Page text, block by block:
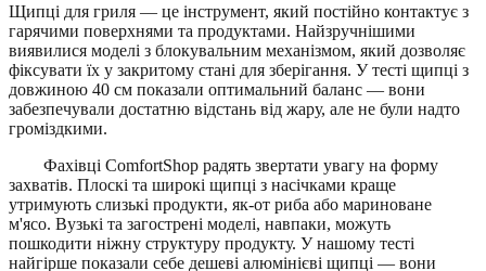
Щипці для гриля — це інструмент, який постійно контактує з
гарячими поверхнями та продуктами. Найзручнішими
виявилися моделі з блокувальним механізмом, який дозволяє
фіксувати їх у закритому стані для зберігання. У тесті щипці з
довжиною 40 см показали оптимальний баланс — вони
забезпечували достатню відстань від жару, але не були надто
громіздкими.
Фахівці ComfortShop радять звертати увагу на форму
захватів. Плоскі та широкі щипці з насічками краще
утримують слизькі продукти, як-от риба або мариноване
м'ясо. Вузькі та загострені моделі, навпаки, можуть
пошкодити ніжну структуру продукту. У нашому тесті
найгірше показали себе дешеві алюмінієві щипці — вони